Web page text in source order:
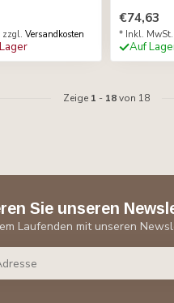
Versandkosten
€74,63
* Inkl.
Auf
Zeige 1 - 18von 18
Sie unseren
Laufenden mit unseren